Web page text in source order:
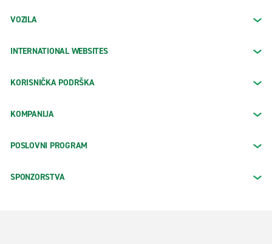
VOZILA
INTERNATIONAL WEBSITES
KORISNIČKA PODRŠKA
KOMPANIJA
POSLOVNI PROGRAM
SPONZORSTVA